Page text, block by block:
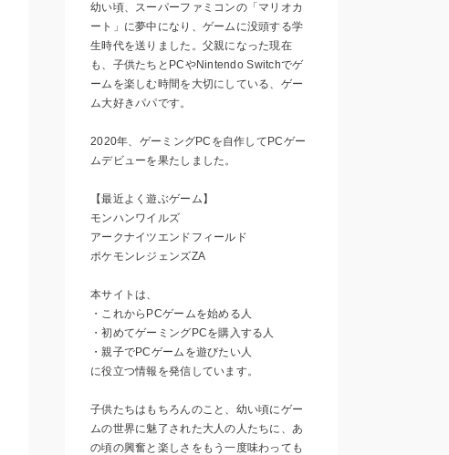
幼い頃、スーパーファミコンの「マリオカ
ート」に夢中になり、ゲームに没頭する学
生時代を送りました。父親になった現在
も、子供たちとPCやNintendo Switchでゲ
ームを楽しむ時間を大切にしている、ゲー
ム大好きパパです。
2020年、ゲーミングPCを自作してPCゲー
ムデビューを果たしました。
【最近よく遊ぶゲーム】
モンハンワイルズ
アークナイツエンドフィールド
ポケモンレジェンズZA
本サイトは、
・これからPCゲームを始める人
・初めてゲーミングPCを購入する人
・親子でPCゲームを遊びたい人
に役立つ情報を発信しています。
子供たちはもちろんのこと、幼い頃にゲー
ムの世界に魅了された大人の人たちに、あ
の頃の興奮と楽しさをもう一度味わっても